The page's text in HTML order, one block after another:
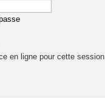
en ligne pour cette session